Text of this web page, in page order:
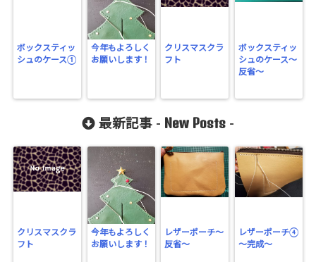
ボックスティッ
シュのケース①
今年もよろしく
お願いします！
クリスマスクラ
フト
ボックスティッ
シュのケース～
反省～
最新記事 - New Posts -
クリスマスクラ
フト
今年もよろしく
お願いします！
レザーポーチ～
反省～
レザーポーチ④
～完成～